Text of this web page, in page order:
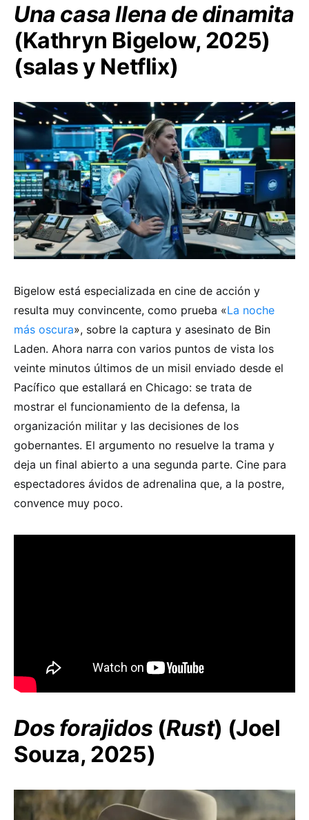
Una casa llena de dinamita
(Kathryn Bigelow, 2025)
(salas y Netflix)
Bigelow está especializada en cine de acción y
resulta muy convincente, como prueba «La noche
más oscura», sobre la captura y asesinato de Bin
Laden. Ahora narra con varios puntos de vista los
veinte minutos últimos de un misil enviado desde el
Pacífico que estallará en Chicago: se trata de
mostrar el funcionamiento de la defensa, la
organización militar y las decisiones de los
gobernantes. El argumento no resuelve la trama y
deja un final abierto a una segunda parte. Cine para
espectadores ávidos de adrenalina que, a la postre,
convence muy poco.
Dos forajidos (Rust) (Joel
Souza, 2025)